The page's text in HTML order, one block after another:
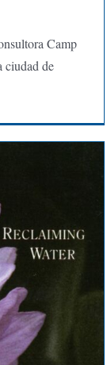
Camp
ciudad de